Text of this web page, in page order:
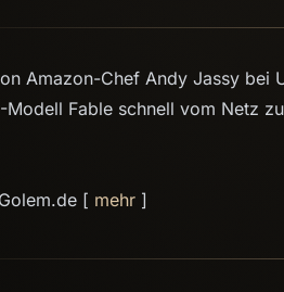
Amazon-Chef Andy Jassy bei
Fable schnell vom Netz
[ mehr ]